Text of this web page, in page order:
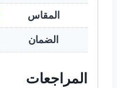
المقاس
الضمان
المراجعات